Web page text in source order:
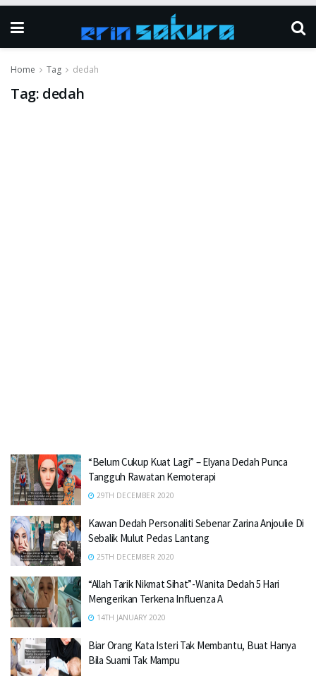
Home Tag dedah
Tag: dedah
“Belum Cukup Kuat Lagi” – Elyana Dedah Punca
Tangguh Rawatan Kemoterapi
29TH DECEMBER 2020
Kawan Dedah Personaliti Sebenar Zarina Anjoulie Di
Sebalik Mulut Pedas Lantang
25TH DECEMBER 2020
“Allah Tarik Nikmat Sihat”-Wanita Dedah 5 Hari
Mengerikan Terkena Influenza A
14TH JANUARY 2020
Biar Orang Kata Isteri Tak Membantu, Buat Hanya
Bila Suami Tak Mampu